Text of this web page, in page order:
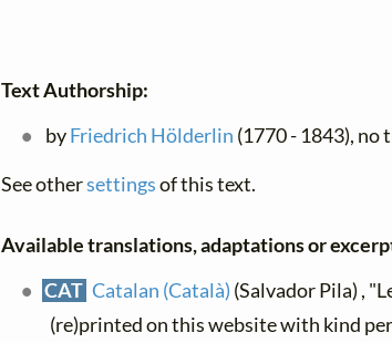
Text Authorship:
byFriedrich Hölderlin (1770 - 1843), no
See othersettingsof this text.
Available translations, adaptations or
CAT Catalan (Català) (Salvador Pila) ,
(re)printed on this website with kind